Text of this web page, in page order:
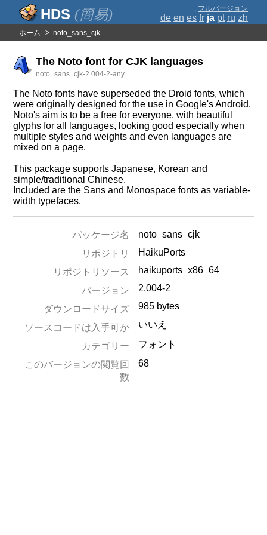
(簡易) ; フルバージョン
de en es fr ja pt ru zh
ホーム noto_sans_cjk
The Noto font for CJK languages
noto_sans_cjk-2.004-2-any
The Noto fonts have superseded the Droid fonts, which
were originally designed for the use in Google's Android.
Noto's aim is to be a free for everyone, with beautiful
glyphs for all languages, looking good especially when
multiple styles and weights and even languages are
mixed on a page.
This package supports Japanese, Korean and
simple/traditional Chinese.
Included are the Sans and Monospace fonts as variable-
width typefaces.
パッケージ名
noto_sans_cjk
リポジトリ
HaikuPorts
リポジトリソース
haikuports_x86_64
バージョン
2.004-2
ダウンロードサイズ 985 bytes
ソースコードは入手可か いいえ
カテゴリー
フォント
このバージョンの閲覧回
数
68